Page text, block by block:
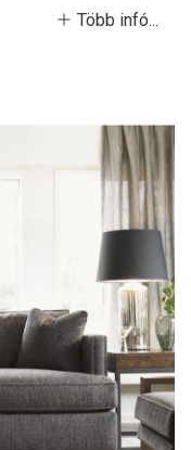
Több infó...